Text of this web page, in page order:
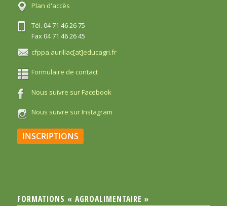
Plan d'accès
Tél. 04 71 46 26 75
Fax 04 71 46 26 45
cfppa.aurillac[at]educagri.fr
Formulaire de contact
Nous suivre sur Facebook
Nous suivre sur Instagram
INSCRIPTIONS
FORMATIONS « AGROALIMENTAIRE »